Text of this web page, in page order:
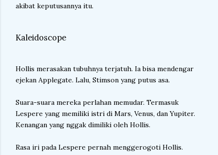
akibat keputusannya itu.
Kaleidoscope
Hollis merasakan tubuhnya terjatuh. Ia bisa mendengar
ejekan Applegate. Lalu, Stimson yang putus asa.
Suara-suara mereka perlahan memudar. Termasuk
Lespere yang memiliki istri di Mars, Venus, dan Yupiter.
Kenangan yang nggak dimiliki oleh Hollis.
Rasa iri pada Lespere pernah menggerogoti Hollis.